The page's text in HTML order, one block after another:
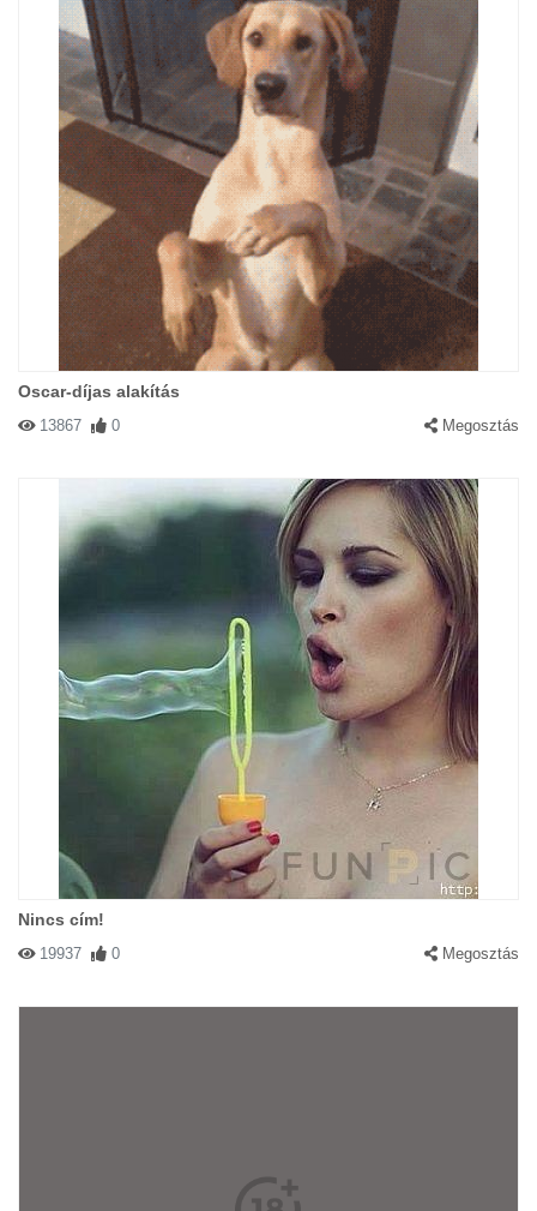
Oscar-díjas alakítás
13867 0 Megosztás
Nincs cím!
19937 0 Megosztás